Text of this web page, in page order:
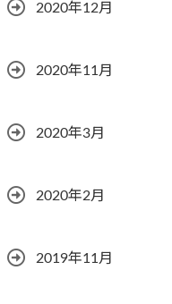
2020年12月
2020年11月
2020年3月
2020年2月
2019年11月